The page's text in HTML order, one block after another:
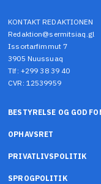
KONTAKT REDAKTIONEN
Redaktion@sermitsiaq.gl
Issortarfimmut 7
3905 Nuussuaq
Tlf: +299 38 39 40
CVR: 12539959
BESTYRELSE OG GOD
OPHAVSRET
PRIVATLIVSPOLITIK
SPROGPOLITIK